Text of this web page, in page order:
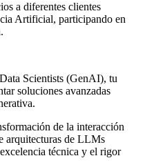
a diferentes clientes
Artificial, participando en
Scientists (GenAI), tu
soluciones avanzadas
de la interacción
arquitecturas de LLMs
técnica y el rigor